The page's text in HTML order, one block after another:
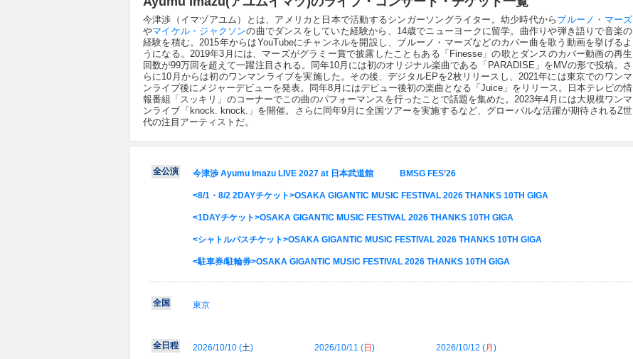
今津渉（イマヅアユム）とは、アメリカと日本で活動するシンガーソングライター。幼少時代から ブルーノ・マーズ
やマイケル・ジャクソンの曲でダンスをしていた経験から、14歳でニューヨークに留学。曲作りや弾き語りで音楽の
経験を積む。2015年からはYouTubeにチャンネルを開設し、ブルーノ・マーズなどのカバー曲を歌う動画を挙げるよ
うになる。2019年3月には、マーズがグラミー賞で披露したこともある「Finesse」の歌とダンスのカバー動画の再生
回数が99万回を超えて一躍注目される。同年10月には初のオリジナル楽曲である「PARADISE」をMVの形で投稿。さ
らに10月からは初のワンマンライブを実施した。その後、デジタルEPを2枚リリースし、2021年には東京でのワンマ
ンライブ後にメジャーデビューを発表。同年8月にはデビュー後初の楽曲となる「Juice」をリリース。日本テレビの情
報番組「スッキリ」のコーナーでこの曲のパフォーマンスを行ったことで話題を集めた。2023年4月には大規模ワンマ
ンライブ「knock. knock.」を開催。さらに同年9月に全国ツアーを実施するなど、グローバルな活躍が期待されるZ世
代の注目アーティストだ。
全公演 今津渉 Ayumu Imazu LIVE 2027 at 日本武道館 BMSG FES’26
<8/1・8/2 2DAYチケット>OSAKA GIGANTIC MUSIC FESTIVAL 2026 THANKS 10TH GIGA
<1DAYチケット>OSAKA GIGANTIC MUSIC FESTIVAL 2026 THANKS 10TH GIGA
<シャトルバスチケット>OSAKA GIGANTIC MUSIC FESTIVAL 2026 THANKS 10TH GIGA
<駐車券/駐輪券>OSAKA GIGANTIC MUSIC FESTIVAL 2026 THANKS 10TH GIGA
全国 東京
全日程 2026/10/10 (土) 2026/10/11 (日 ) 2026/10/12 (月 )